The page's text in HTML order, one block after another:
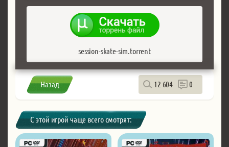
session-skate-sim.torrent
Назад 12 604 0
С этой игрой чаще всего смотрят: